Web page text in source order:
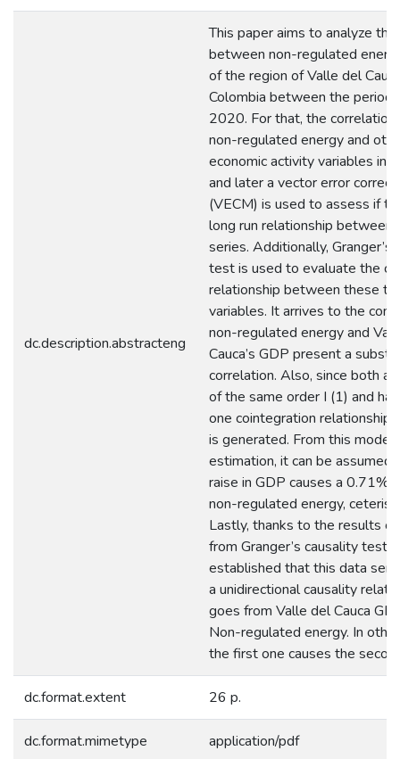
dc.description.abstracteng
This paper aims to analyze
between non-regulated
of the region of Valle del
Colombia between the
2020. For that, the
non-regulated energy and
economic activity variables in
and later a vector error
(VECM) is used to assess if
long run relationship between
series. Additionally, Granger’s
test is used to evaluate the
relationship between these
variables. It arrives to the
non-regulated energy and
Cauca’s GDP present a
correlation. Also, since both
of the same order I (1) and
one cointegration relationship,
is generated. From this
estimation, it can be assumed
raise in GDP causes a 0.71%
non-regulated energy, ceteris
Lastly, thanks to the results
from Granger’s causality test
established that this data
a unidirectional causality
goes from Valle del Cauca
Non-regulated energy. In
the first one causes the
dc.format.extent 26 p.
dc.format.mimetype application/pdf